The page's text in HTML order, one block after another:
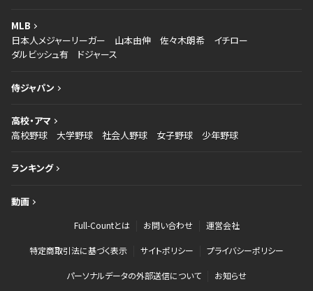
MLB
日本人メジャーリーガー
山本由伸 佐々木朗希
イチロー
ダルビッシュ有
ドジャース
侍ジャパン
高校・アマ
高校野球
大学野球 社会人野球 女子野球 少年野球
ランキング
動画
Full-Countとは お問い合わせ 運営会社
特定商取引法に基づく表示 サイトポリシー プライバシーポリシー
パーソナルデータの外部送信について お知らせ